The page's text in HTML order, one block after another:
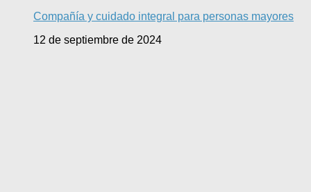
Compañía y cuidado integral para personas mayores
12 de septiembre de 2024